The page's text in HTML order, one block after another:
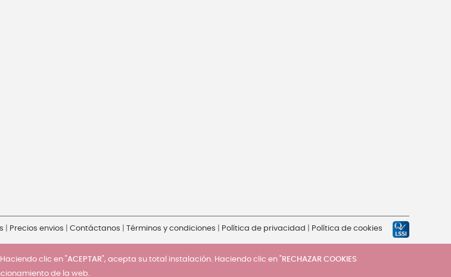
Precios envios Contáctanos Términos y condiciones Política de privacidad Política de cookies
clic en "ACEPTAR", acepta su total instalación. Haciendo clic en "RECHAZAR COOKIES
de la web.